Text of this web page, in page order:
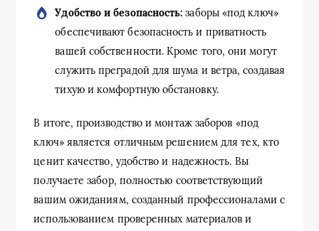
Удобство и безопасность: заборы «под ключ»
обеспечивают безопасность и приватность
вашей собственности. Кроме того, они могут
служить преградой для шума и ветра, создавая
тихую и комфортную обстановку.
В итоге, производство и монтаж заборов «под
ключ» является отличным решением для тех, кто
ценит качество, удобство и надежность. Вы
получаете забор, полностью соответствующий
вашим ожиданиям, созданный профессионалами с
использованием проверенных материалов и